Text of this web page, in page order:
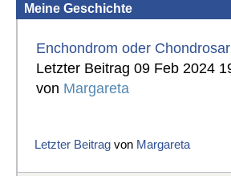
Meine Geschichte
Enchondrom oder
Letzter Beitrag 09 Feb 2024
von Margareta
Letzter Beitrag von Margareta